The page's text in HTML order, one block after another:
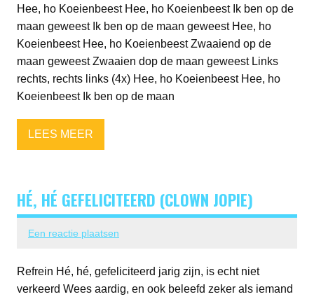
Hee, ho Koeienbeest Hee, ho Koeienbeest Ik ben op de
maan geweest Ik ben op de maan geweest Hee, ho
Koeienbeest Hee, ho Koeienbeest Zwaaiend op de
maan geweest Zwaaien dop de maan geweest Links
rechts, rechts links (4x) Hee, ho Koeienbeest Hee, ho
Koeienbeest Ik ben op de maan
LEES MEER
HÉ, HÉ GEFELICITEERD (CLOWN JOPIE)
Een reactie plaatsen
Refrein Hé, hé, gefeliciteerd jarig zijn, is echt niet
verkeerd Wees aardig, en ook beleefd zeker als iemand